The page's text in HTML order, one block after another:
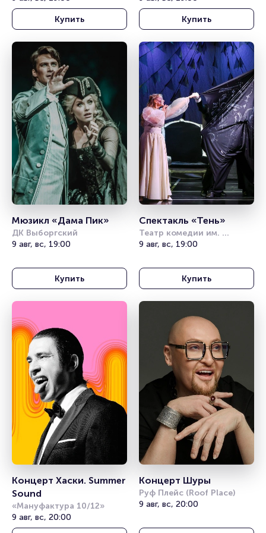
Купить Купить
Мюзикл «Дама Пик»
ДК Выборгский
9 авг, вс, 19:00
Купить
Спектакль «Тень»
Театр комедии им.
Акимова
9 авг, вс, 19:00
Купить
Концерт Хаски. Summer
Sound
«Мануфактура 10/12»
9 авг, вс, 20:00
Концерт Шуры
Руф Плейс (Roof Place)
9 авг, вс, 20:00